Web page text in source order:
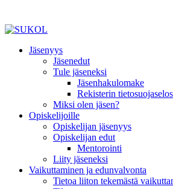
Jäsenyys
Jäsenedut
Tule jäseneksi
Jäsenhakulomake
Rekisterin
Miksi olen jäsen?
Opiskelijoille
Opiskelijan jäsenyys
Opiskelijan edut
Mentorointi
Liity jäseneksi
Vaikuttaminen ja edunvalvonta
Tietoa liiton tekemästä